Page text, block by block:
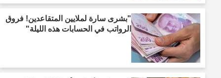
"بشرى سارة لملايين المتقاعدين! فروق
الرواتب في الحسابات هذه الليلة"